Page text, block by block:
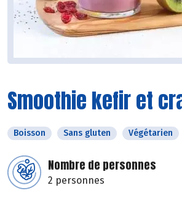
Smoothie kefir et
Boisson Sans gluten Végétarien
Nombre de personnes
2 personnes